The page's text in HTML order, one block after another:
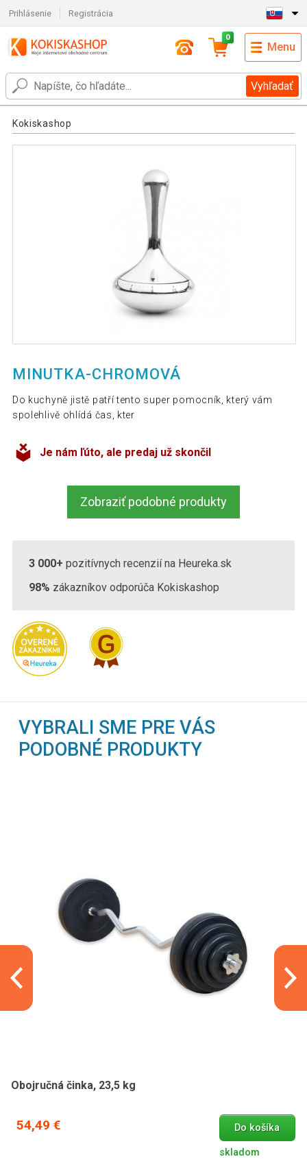
Prihlásenie Registrácia
Vyhľadať
0
Menu
Kokiskashop
MINUTKA-CHROMOVÁ
Do kuchyně jistě patří tento super pomocník, který vám
spolehlivě ohlídá čas, kter
Je nám ľúto, ale predaj už skončil
Zobraziť podobné produkty
3 000+ pozitívnych recenzií na Heureka.sk
98% zákazníkov odporúča Kokiskashop
VYBRALI SME PRE VÁS
PODOBNÉ PRODUKTY
Obojručná činka, 23,5 kg
54,49 € Do košíka
skladom